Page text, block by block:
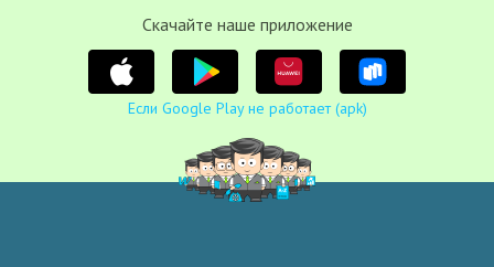
Cкачайте наше приложение
Если Google Play не работает (apk)